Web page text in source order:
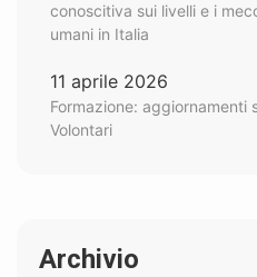
conoscitiva sui livelli e i
umani in Italia
11 aprile 2026
Formazione: aggiornamenti
Volontari
Archivio